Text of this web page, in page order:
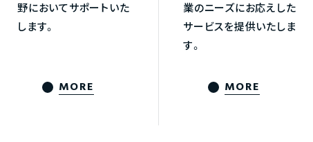
野においてサポートいた
します。
MORE
業のニーズにお応えした
サービスを提供いたしま
す。
MORE